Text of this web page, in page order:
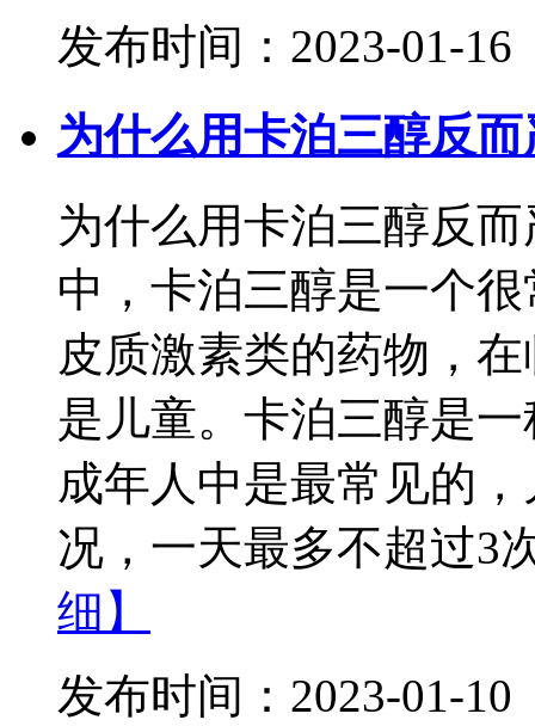
发布时间：2023-01-16
为什么用卡泊三醇反
为什么用卡泊三醇反
中，卡泊三醇是一个
皮质激素类的药物，
是儿童。卡泊三醇是
成年人中是最常见的
况，一天最多不超过3
细】
发布时间：2023-01-10